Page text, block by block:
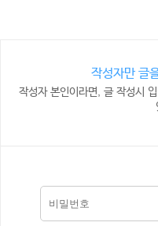
작성자만 글
작성자 본인이라면, 글 작성시